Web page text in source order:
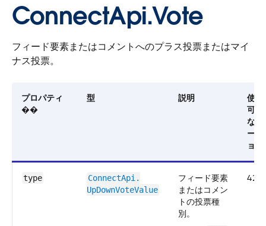
ConnectApi.Vote
フィード要素またはコメントへのプラス投票またはマイ
ナス投票。
プロパティ
��
型 説明
使用
可能
なバ
ージ
ョン
type
ConnectApi.​
UpDownVoteValue
フィード要素
またはコメン
トの投票種
別。
42.0